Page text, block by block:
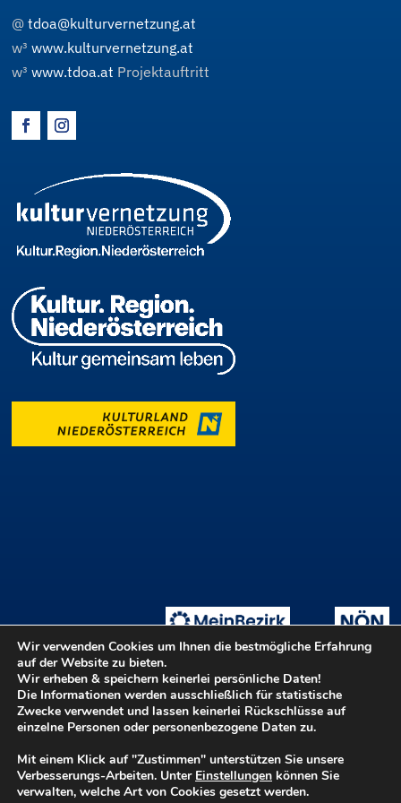
@tdoa@kulturvernetzung.at
w³www.kulturvernetzung.at
w³www.tdoa.at Projektauftritt
Tage der offenen Ateliers Teilnahmebedingungen
Login ::
Hilfe Kontakt
Barrierefreiheit
Wir verwenden Cookies um Ihnen die bestmögliche Erfahrung
auf der Website zu bieten.
Wir erheben & speichern keinerlei persönliche Daten!
Die Informationen werden ausschließlich für statistische
Zwecke verwendet und lassen keinerlei Rückschlüsse auf
einzelne Personen oder personenbezogene Daten zu.
Mit einem Klick auf "Zustimmen" unterstützen Sie unsere
Verbesserungs-Arbeiten. Unter Einstellungen können Sie
verwalten, welche Art von Cookies gesetzt werden.